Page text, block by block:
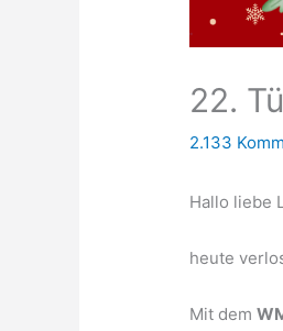
22.
2.133
Hallo liebe
heute
Mit dem